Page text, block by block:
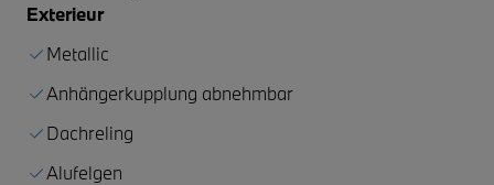
Exterieur
Metallic
Anhängerkupplung abnehmbar
Dachreling
Alufelgen